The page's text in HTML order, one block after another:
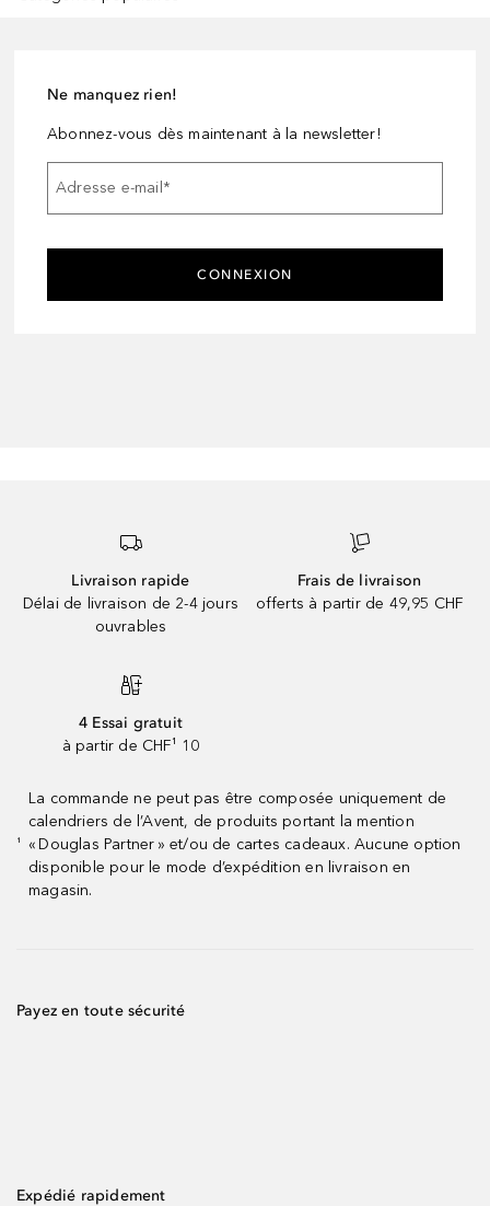
Ne manquez rien!
Abonnez-vous dès maintenant à la newsletter!
Adresse e-mail *
CONNEXION
Livraison rapide
Délai de livraison de 2-4 jours
ouvrables
Frais de livraison
offerts à partir de 49,95 CHF
4 Essai gratuit
à partir de CHF¹ 10
¹
La commande ne peut pas être composée uniquement de
calendriers de l’Avent, de produits portant la mention
« Douglas Partner » et/ou de cartes cadeaux. Aucune option
disponible pour le mode d’expédition en livraison en
magasin.
Payez en toute sécurité
Expédié rapidement